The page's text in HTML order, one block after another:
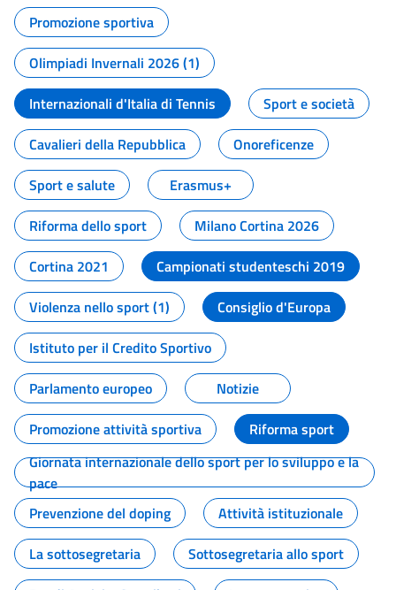
Promozione sportiva
Olimpiadi Invernali 2026 (1)
Internazionali d'Italia di Tennis
Sport e società
Cavalieri della Repubblica
Onoreficenze
Sport e salute
Erasmus+
Riforma dello sport
Milano Cortina 2026
Cortina 2021
Campionati studenteschi 2019
Violenza nello sport (1)
Consiglio d'Europa
Istituto per il Credito Sportivo
Parlamento europeo
Notizie
Promozione attività sportiva
Riforma sport
Giornata internazionale dello sport per lo sviluppo e la
pace
Prevenzione del doping
Attività istituzionale
La sottosegretaria
Sottosegretaria allo sport